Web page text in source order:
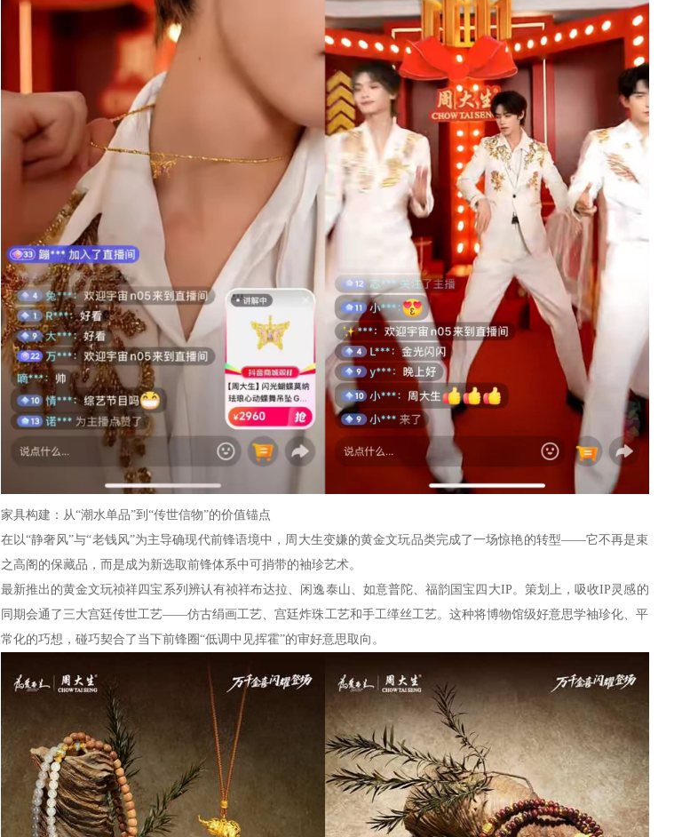
家具构建：从“潮水单品”到“传世信物”的价值锚点
在以“静奢风”与“老钱风”为主导确现代前锋语境中，周大生变嫌的黄金文玩品类完成了一场惊艳的转型——它不再是束
之高阁的保藏品，而是成为新选取前锋体系中可捎带的袖珍艺术。
最新推出的黄金文玩祯祥四宝系列辨认有祯祥布达拉、闲逸泰山、如意普陀、福韵国宝四大IP。策划上，吸收IP灵感的
同期会通了三大宫廷传世工艺——仿古绢画工艺、宫廷炸珠工艺和手工缂丝工艺。这种将博物馆级好意思学袖珍化、平
常化的巧想，碰巧契合了当下前锋圈“低调中见挥霍”的审好意思取向。